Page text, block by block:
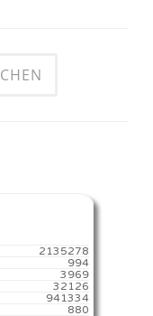
2135278
994
3969
32126
941334
880️